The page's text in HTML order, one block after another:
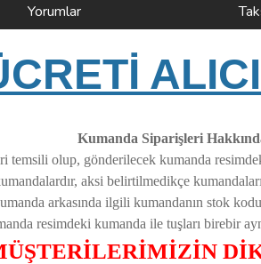
Yorumlar
Kumanda Siparişleri
temsili olup, gönderilecek kumanda
aksi belirtilmedikçe
arkasında ilgili kumandanın stok
resimdeki kumanda ile tuşları birebir